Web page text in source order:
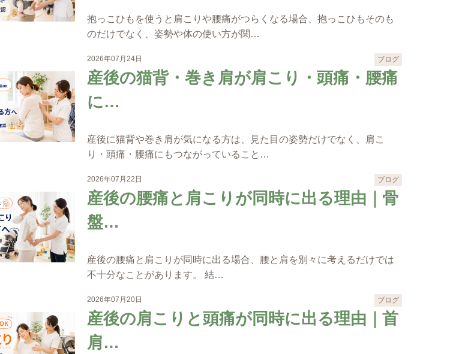
抱っこひもを使うと肩こりや腰痛がつらくなる場合、抱っこひもそのも
のだけでなく、姿勢や体の使い方が関…
2026年07月24日 ブログ
産後の猫背・巻き肩が肩こり・頭痛・腰痛
に…
産後に猫背や巻き肩が気になる方は、見た目の姿勢だけでなく、肩こ
り・頭痛・腰痛にもつながっていること…
2026年07月22日 ブログ
産後の腰痛と肩こりが同時に出る理由｜骨
盤…
産後の腰痛と肩こりが同時に出る場合、腰と肩を別々に考えるだけでは
不十分なことがあります。 結…
2026年07月20日 ブログ
産後の肩こりと頭痛が同時に出る理由｜首
肩…